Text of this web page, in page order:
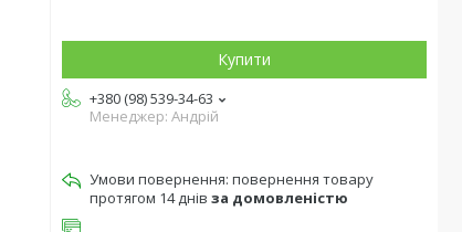
Купити
+380 (98) 539-34-63
Менеджер: Андрій
повернення товару
протягом 14 днів за домовленістю